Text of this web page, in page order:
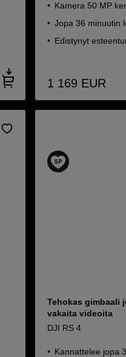
Kamera 50 MP
Jopa 36 minuutin
Edistynyt
1 169 EUR
Tehokas gimbaali
vakaita videoita
DJI RS 4
Kannattelee jopa